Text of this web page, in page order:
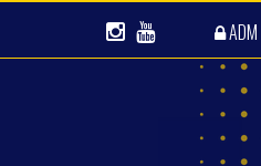
ADM